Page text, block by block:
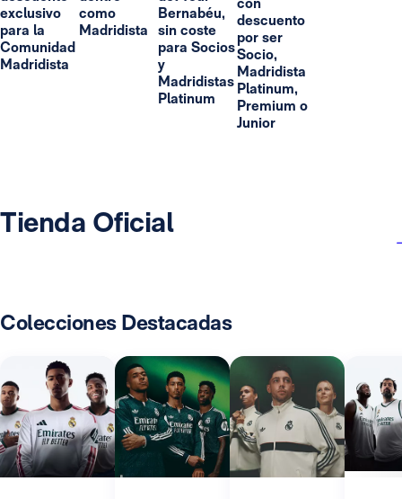
exclusivo
para la
Comunidad
Madridista
como
Madridista
Bernabéu,
sin coste
para Socios
y
Madridistas
Platinum
con
descuento
por ser
Socio,
Madridista
Platinum,
Premium o
Junior
Tienda Oficial
Colecciones Destacadas